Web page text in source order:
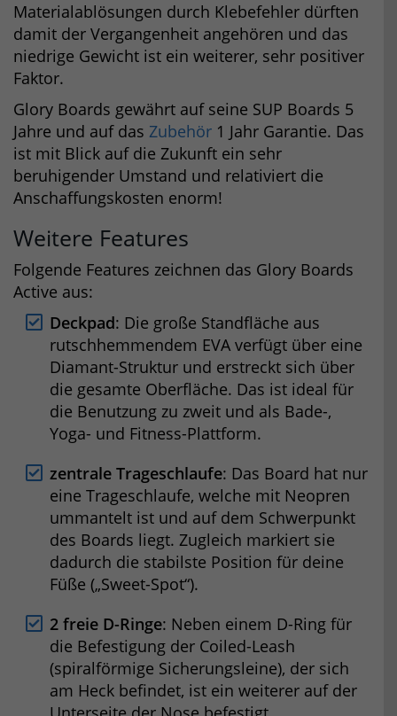
Materialablösungen durch Klebefehler dürften
damit der Vergangenheit angehören und das
niedrige Gewicht ist ein weiterer, sehr positiver
Faktor.
Glory Boards gewährt auf seine SUP Boards 5
Jahre und auf das Zubehör 1 Jahr Garantie. Das
ist mit Blick auf die Zukunft ein sehr
beruhigender Umstand und relativiert die
Anschaffungskosten enorm!
Weitere Features
Folgende Features zeichnen das Glory Boards
Active aus:
Deckpad: Die große Standfläche aus
rutschhemmendem EVA verfügt über eine
Diamant-Struktur und erstreckt sich über
die gesamte Oberfläche. Das ist ideal für
die Benutzung zu zweit und als Bade-,
Yoga- und Fitness-Plattform.
zentrale Trageschlaufe: Das Board hat nur
eine Trageschlaufe, welche mit Neopren
ummantelt ist und auf dem Schwerpunkt
des Boards liegt. Zugleich markiert sie
dadurch die stabilste Position für deine
Füße („Sweet-Spot“).
2 freie D-Ringe: Neben einem D-Ring für
die Befestigung der Coiled-Leash
(spiralförmige Sicherungsleine), der sich
am Heck befindet, ist ein weiterer auf der